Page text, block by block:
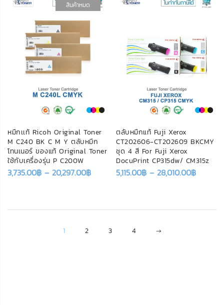
สินค้าหมด
หมึกเเท้ Ricoh Original Toner
M C240 BK C M Y ตลับหมึก
โทนเนอร์ ของแท้ Original Toner
ใช้กับเครื่องรุ่น P C200W
3,735.00฿ – 20,297.00฿
ตลับหมึกแท้ Fuji Xerox
CT202606-CT202609 BKCMY
ชุด 4 สี For Fuji Xerox
DocuPrint CP315dw/ CM315z
5,115.00฿ – 28,010.00฿
1 2 3 4 →